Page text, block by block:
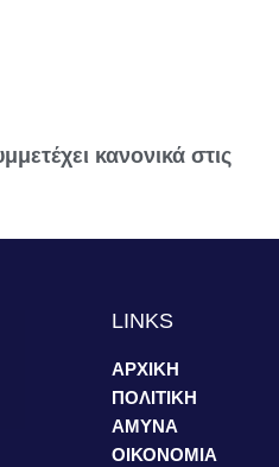
κανονικά στις
LINKS
ΑΡΧΙΚΗ
ΠΟΛΙΤΙΚΗ
ΑΜΥΝΑ
ΟΙΚΟΝΟΜΙΑ